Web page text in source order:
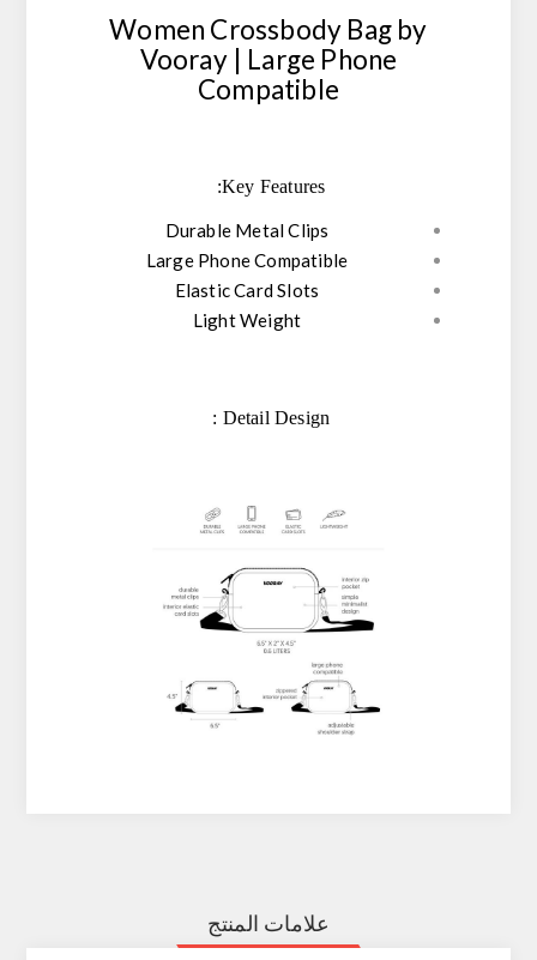
Women Crossbody Bag by
Vooray | Large Phone
Compatible
Key Features:
Durable Metal Clips
Large Phone Compatible
Elastic Card Slots
Light Weight
Detail Design :
علامات المنتج